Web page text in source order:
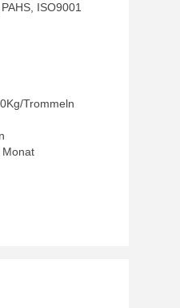
ISO9001
Trommeln
Monat